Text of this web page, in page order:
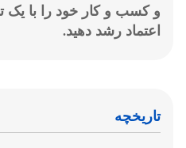
و کسب و کار خود را با یک
اعتماد رشد دهید.
تاریخچه